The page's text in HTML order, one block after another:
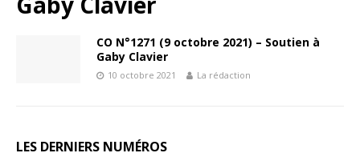
CO N°1271 (9 octobre 2021) – Soutien à
Gaby Clavier
10 octobre 2021 La rédaction
LES DERNIERS NUMÉROS